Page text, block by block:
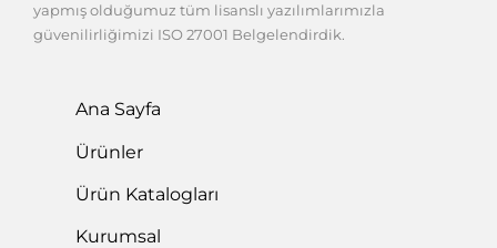
yapmış olduğumuz tüm lisanslı yazılımlarımızla
güvenilirliğimizi ISO 27001 Belgelendirdik.
Ana Sayfa
Ürünler
Ürün Katalogları
Kurumsal